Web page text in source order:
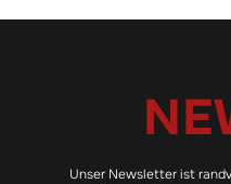
Unser Newsletter ist